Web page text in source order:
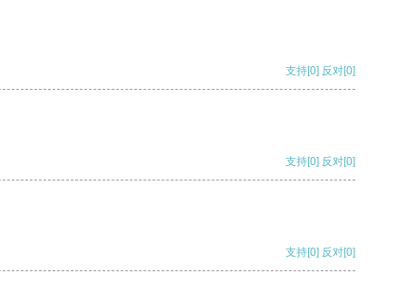
支持[0] 反对[0]
支持[0] 反对[0]
支持[0] 反对[0]